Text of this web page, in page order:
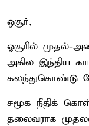
ஒசூர்,
ஓசூரில் முதல்-
அகில இந்திய
கலந்துகொண்டு
சமூக நீதிக்
தலைவராக